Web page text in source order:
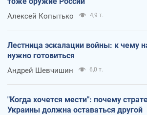
Алексей Копытько 4,9 т.
Лестница эскалации войны: к чему
нужно готовиться
Андрей Шевчишин 6,0 т.
"Когда хочется мести": почему
Украины должна оставаться другой